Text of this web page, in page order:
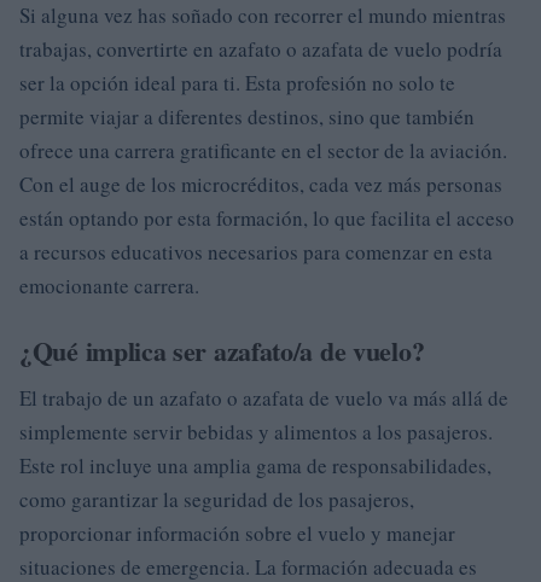
Si alguna vez has soñado con recorrer el mundo mientras
trabajas, convertirte en azafato o azafata de vuelo podría
ser la opción ideal para ti. Esta profesión no solo te
permite viajar a diferentes destinos, sino que también
ofrece una carrera gratificante en el sector de la aviación.
Con el auge de los microcréditos, cada vez más personas
están optando por esta formación, lo que facilita el acceso
a recursos educativos necesarios para comenzar en esta
emocionante carrera.
¿Qué implica ser azafato/a de vuelo?
El trabajo de un azafato o azafata de vuelo va más allá de
simplemente servir bebidas y alimentos a los pasajeros.
Este rol incluye una amplia gama de responsabilidades,
como garantizar la seguridad de los pasajeros,
proporcionar información sobre el vuelo y manejar
situaciones de emergencia. La formación adecuada es